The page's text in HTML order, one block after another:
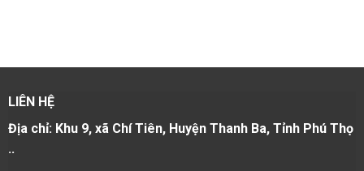
LIÊN HỆ
Địa chỉ: Khu 9, xã Chí Tiên, Huyện Thanh Ba, Tỉnh Phú Thọ
..